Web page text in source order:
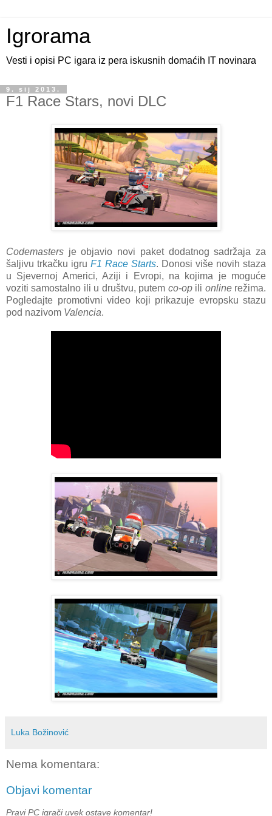
Igrorama
Vesti i opisi PC igara iz pera iskusnih domaćih IT novinara
9. sij 2013.
F1 Race Stars, novi DLC
Codemasters je objavio novi paket dodatnog sadržaja za
šaljivu trkačku igru F1 Race Starts. Donosi više novih staza
u Sjevernoj Americi, Aziji i Evropi, na kojima je moguće
voziti samostalno ili u društvu, putem co-opili onlinerežima.
Pogledajte promotivni video koji prikazuje evropsku stazu
pod nazivom Valencia.
Luka Božinović
Nema komentara:
Objavi komentar
Pravi PC igrači uvek ostave komentar!